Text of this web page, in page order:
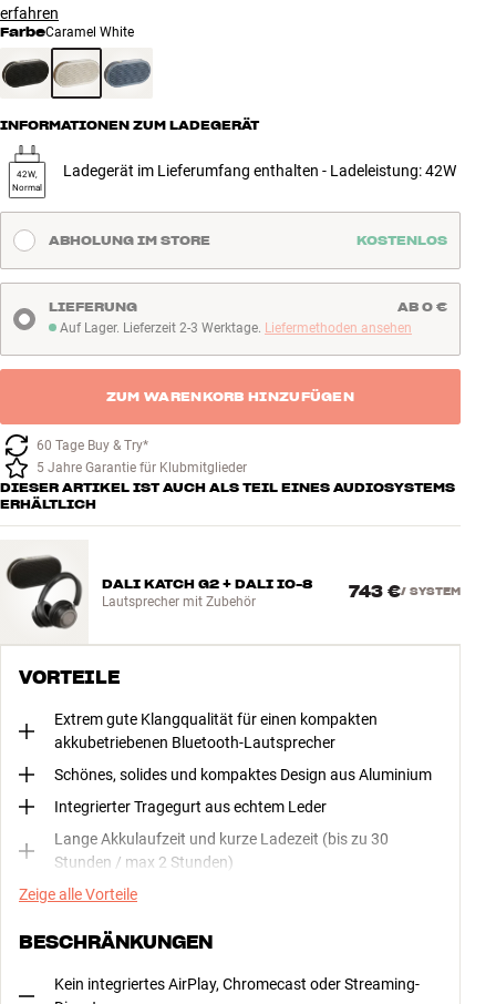
erfahren
FarbeCaramel White
INFORMATIONEN ZUM LADEGERÄT
42W,
Normal
Ladegerät im Lieferumfang enthalten - Ladeleistung: 42W
ABHOLUNG IM STORE KOSTENLOS
Auf Lager. Lieferzeit 2-3 Werktage
Auf Lager. Lieferzeit 2-3 Werktage. Liefermethoden ansehen
LIEFERUNG AB 0 €
ZUM WARENKORB HINZUFÜGEN
60 Tage Buy & Try*
5 Jahre Garantie für Klubmitglieder
DIESER ARTIKEL IST AUCH ALS TEIL EINES AUDIOSYSTEMS
ERHÄLTLICH
DALI KATCH G2 + DALI IO-8
Lautsprecher mit Zubehör
743 €/ SYSTEM
VORTEILE
Extrem gute Klangqualität für einen kompakten
akkubetriebenen Bluetooth-Lautsprecher
Schönes, solides und kompaktes Design aus Aluminium
Integrierter Tragegurt aus echtem Leder
Lange Akkulaufzeit und kurze Ladezeit (bis zu 30
Stunden / max 2 Stunden)
Zeige alle Vorteile
BESCHRÄNKUNGEN
Kein integriertes AirPlay, Chromecast oder Streaming-